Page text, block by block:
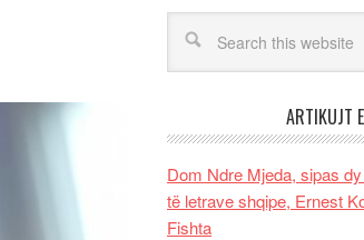
ARTIKUJT
Dom Ndre Mjeda, sipas
të letrave shqipe, Ernest
Fishta